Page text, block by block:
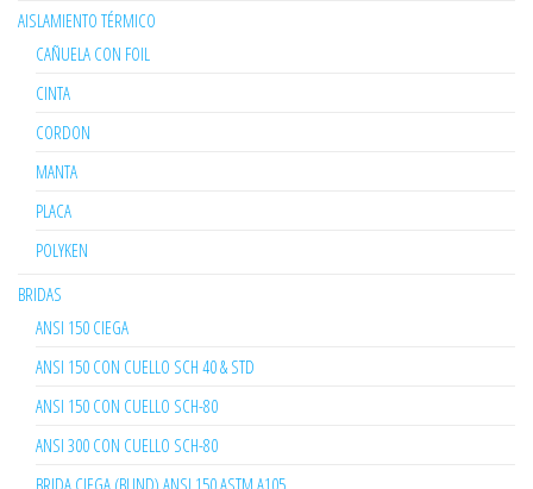
AISLAMIENTO TÉRMICO
CAÑUELA CON FOIL
CINTA
CORDON
MANTA
PLACA
POLYKEN
BRIDAS
ANSI 150 CIEGA
ANSI 150 CON CUELLO SCH 40 & STD
ANSI 150 CON CUELLO SCH-80
ANSI 300 CON CUELLO SCH-80